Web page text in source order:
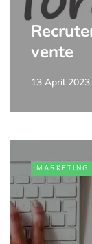
vente
13 April 2023
MARKETING